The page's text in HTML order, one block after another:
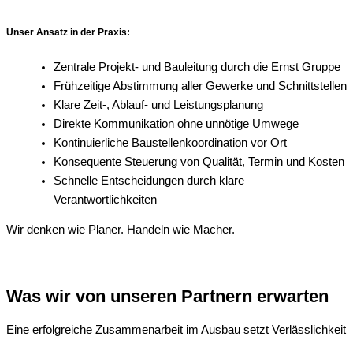
Unser Ansatz in der Praxis:
Zentrale Projekt- und Bauleitung durch die Ernst Gruppe
Frühzeitige Abstimmung aller Gewerke und Schnittstellen
Klare Zeit-, Ablauf- und Leistungsplanung
Direkte Kommunikation ohne unnötige Umwege
Kontinuierliche Baustellenkoordination vor Ort
Konsequente Steuerung von Qualität, Termin und Kosten
Schnelle Entscheidungen durch klare
Verantwortlichkeiten
Wir denken wie Planer. Handeln wie Macher.
Was wir von unseren Partnern erwarten
Eine erfolgreiche Zusammenarbeit im Ausbau setzt Verlässlichkeit